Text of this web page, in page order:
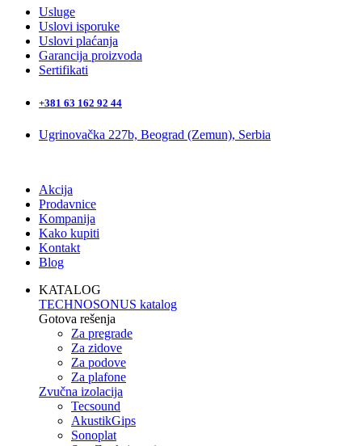
Usluge
Uslovi isporuke
Uslovi plaćanja
Garancija proizvoda
Sertifikati
+381 63 162 92 44
Ugrinovačka 227b, Beograd (Zemun), Serbia
Akcija
Prodavnice
Kompanija
Kako kupiti
Kontakt
Blog
KATALOG
TECHNOSONUS katalog
Gotova rešenja
Za pregrade
Za zidove
Za podove
Za plafone
Zvučna izolacija
Tecsound
AkustikGips
Sonoplat